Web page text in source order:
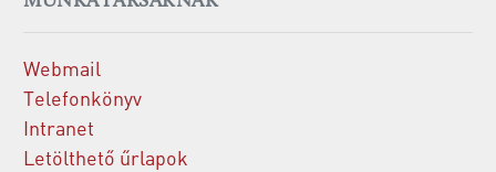
Webmail
Telefonkönyv
Intranet
Letölthető űrlapok